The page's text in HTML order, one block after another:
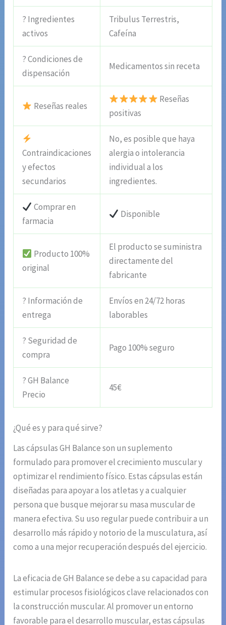
? Ingredientes
activos
Tribulus Terrestris,
Cafeína
? Condiciones de
dispensación
Medicamentos sin receta
Reseñas reales
Reseñas
positivas
Contraindicaciones
y efectos
secundarios
No, es posible que haya
alergia o intolerancia
individual a los
ingredientes.
Comprar en
farmacia
Disponible
Producto 100%
original
El producto se suministra
directamente del
fabricante
? Información de
entrega
Envíos en 24/72 horas
laborables
? Seguridad de
compra
Pago 100% seguro
? GH Balance
Precio
45€
¿Qué es y para qué sirve?
Las cápsulas GH Balance son un suplemento
formulado para promover el crecimiento muscular y
optimizar el rendimiento físico. Estas cápsulas están
diseñadas para apoyar a los atletas y a cualquier
persona que busque mejorar su masa muscular de
manera efectiva. Su uso regular puede contribuir a un
desarrollo más rápido y notorio de la musculatura, así
como a una mejor recuperación después del ejercicio.
La eficacia de GH Balance se debe a su capacidad para
estimular procesos fisiológicos clave relacionados con
la construcción muscular. Al promover un entorno
favorable para el desarrollo muscular, estas cápsulas